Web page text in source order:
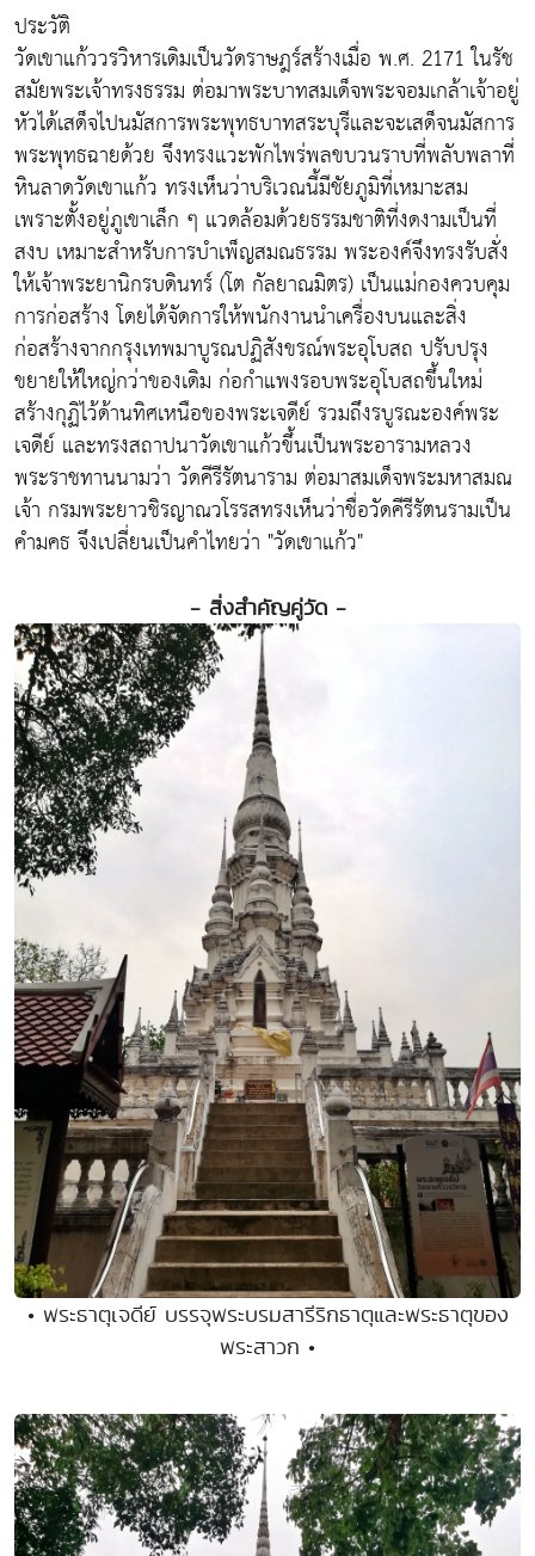
ประวัติ
วัดเขาแก้ววรวิหารเดิมเป็นวัดราษฎร์สร้างเมื่อ พ.ศ. 2171 ในรัช
สมัยพระเจ้าทรงธรรม ต่อมาพระบาทสมเด็จพระจอมเกล้าเจ้าอยู่
หัวได้เสด็จไปนมัสการพระพุทธบาทสระบุรีและจะเสด็จนมัสการ
พระพุทธฉายด้วย จึงทรงแวะพักไพร่พลขบวนราบที่พลับพลาที่
หินลาดวัดเขาแก้ว ทรงเห็นว่าบริเวณนี้มีชัยภูมิที่เหมาะสม
เพราะตั้งอยู่ภูเขาเล็ก ๆ แวดล้อมด้วยธรรมชาติที่งดงามเป็นที่
สงบ เหมาะสำหรับการบำเพ็ญสมณธรรม พระองค์จึงทรงรับสั่ง
ให้เจ้าพระยานิกรบดินทร์ (โต กัลยาณมิตร) เป็นแม่กองควบคุม
การก่อสร้าง โดยได้จัดการให้พนักงานนำเครื่องบนและสิ่ง
ก่อสร้างจากกรุงเทพมาบูรณปฏิสังขรณ์พระอุโบสถ ปรับปรุง
ขยายให้ใหญ่กว่าของเดิม ก่อกำแพงรอบพระอุโบสถขึ้นใหม่
สร้างกุฏิไว้ด้านทิศเหนือของพระเจดีย์ รวมถึงรบูรณะองค์พระ
เจดีย์ และทรงสถาปนาวัดเขาแก้วขึ้นเป็นพระอารามหลวง
พระราชทานนามว่า วัดคีรีรัตนาราม ต่อมาสมเด็จพระมหาสมณ
เจ้า กรมพระยาวชิรญาณวโรรสทรงเห็นว่าชื่อวัดคีรีรัตนรามเป็น
คำมคธ จึงเปลี่ยนเป็นคำไทยว่า "วัดเขาแก้ว"
- สิ่งสำคัญคู่วัด -
• พระธาตุเจดีย์ บรรจุพระบรมสารีริกธาตุและพระธาตุของ
พระสาวก •